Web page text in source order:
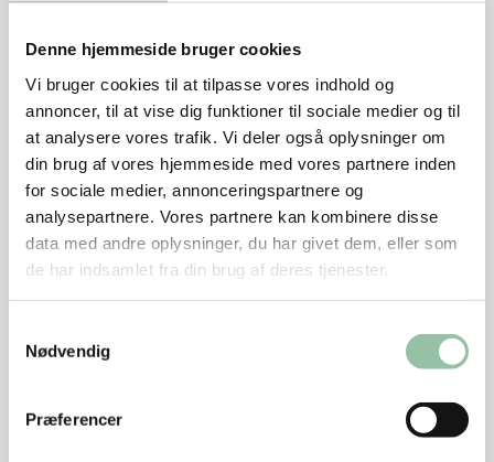
Denne hjemmeside bruger cookies
Vi bruger cookies til at tilpasse vores indhold og
annoncer, til at vise dig funktioner til sociale medier og til
at analysere vores trafik. Vi deler også oplysninger om
din brug af vores hjemmeside med vores partnere inden
for sociale medier, annonceringspartnere og
analysepartnere. Vores partnere kan kombinere disse
data med andre oplysninger, du har givet dem, eller som
de har indsamlet fra din brug af deres tjenester.
Nødvendig
Præferencer
Du kan lave to store postejer (to 1½ l forme) af
denne opskrift eller med fordel komme dem i mindre
forme og fryse dem ned. Så kan du tage en form ud
og bage den, når du har lyst til nybagt leverpostej.
Blandingen af persillerod og æbler gør postejen
mildere, lettere i teksturen og lidt mere delikat i
smagen.
Blend løg, ansjoser, hvidløg, timian/rosmarin, æg og
Smelt smør i en gryde ved middel varme, rør mel i og